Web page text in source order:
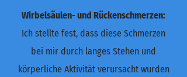
Wirbelsäulen- und Rückenschmerzen:
Ich stellte fest, dass diese Schmerzen
bei mir durch langes Stehen und
körperliche Aktivität verursacht wurden